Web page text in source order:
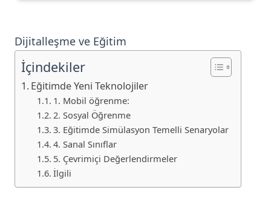
Dijitalleşme ve Eğitim
İçindekiler
Eğitimde Yeni Teknolojiler
1. Mobil öğrenme:
2. Sosyal Öğrenme
3. Eğitimde Simülasyon Temelli Senaryolar
4. Sanal Sınıflar
5. Çevrimiçi Değerlendirmeler
İlgili